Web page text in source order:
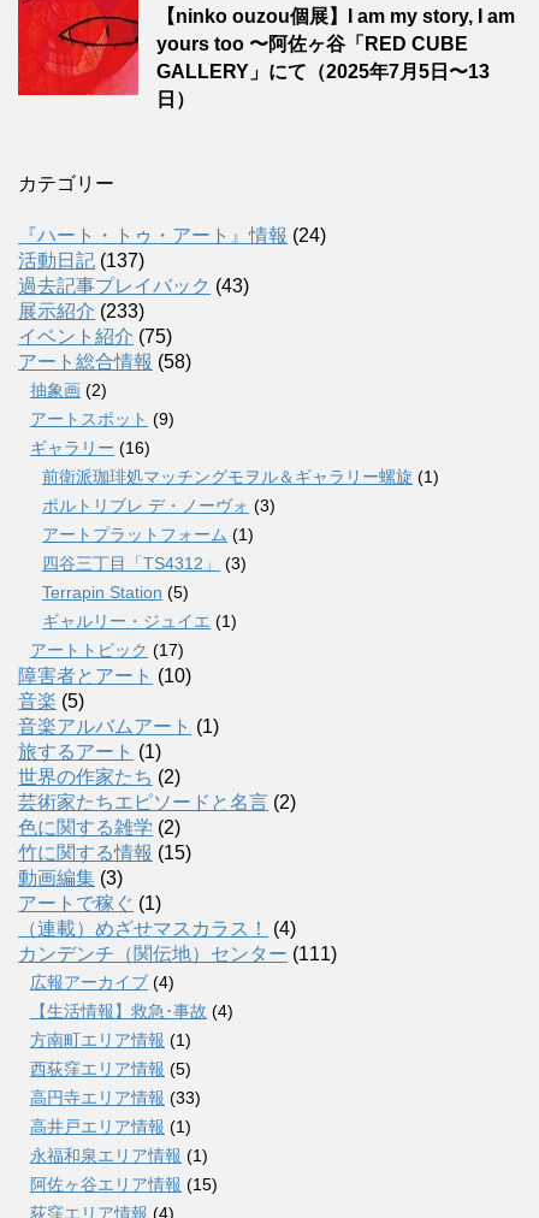
【ninko ouzou個展】I am my story, I am
yours too 〜阿佐ヶ谷「RED CUBE
GALLERY」にて（2025年7月5日〜13
日）
カテゴリー
『ハート・トゥ・アート』情報 (24)
活動日記 (137)
過去記事プレイバック (43)
展示紹介 (233)
イベント紹介 (75)
アート総合情報 (58)
抽象画 (2)
アートスポット (9)
ギャラリー (16)
前衛派珈琲処マッチングモヲル＆ギャラリー螺旋 (1)
ポルトリブレ デ・ノーヴォ (3)
アートプラットフォーム (1)
四谷三丁目「TS4312」
(3)
Terrapin Station (5)
ギャルリー・ジュイエ (1)
アートトピック (17)
障害者とアート (10)
音楽 (5)
音楽アルバムアート (1)
旅するアート (1)
世界の作家たち (2)
芸術家たちエピソードと名言 (2)
色に関する雑学 (2)
竹に関する情報 (15)
動画編集 (3)
アートで稼ぐ (1)
（連載）めざせマスカラス！
(4)
カンデンチ（関伝地）センター (111)
広報アーカイブ (4)
【生活情報】救急･事故 (4)
方南町エリア情報 (1)
西荻窪エリア情報 (5)
高円寺エリア情報 (33)
高井戸エリア情報 (1)
永福和泉エリア情報 (1)
阿佐ヶ谷エリア情報 (15)
荻窪エリア情報 (4)